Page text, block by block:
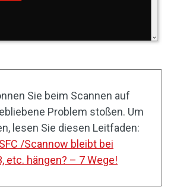
Sie beim Scannen auf
Problem stoßen. Um
lesen Sie diesen Leitfaden:
/Scannow bleibt bei
etc. hängen? – 7 Wege!